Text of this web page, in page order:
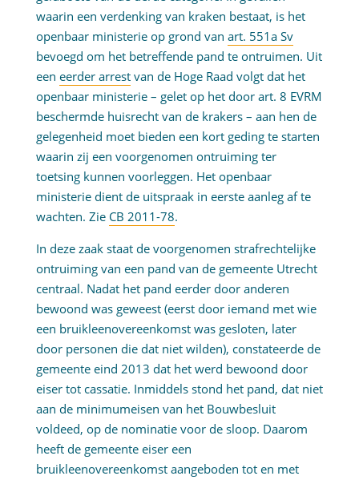
waarin een verdenking van kraken bestaat, is het
openbaar ministerie op grond van art. 551a Sv
bevoegd om het betreffende pand te ontruimen. Uit
een eerder arrestvan de Hoge Raad volgt dat het
openbaar ministerie – gelet op het door art. 8 EVRM
beschermde huisrecht van de krakers – aan hen de
gelegenheid moet bieden een kort geding te starten
waarin zij een voorgenomen ontruiming ter
toetsing kunnen voorleggen. Het openbaar
ministerie dient de uitspraak in eerste aanleg af te
wachten. Zie CB 2011-78.
In deze zaak staat de voorgenomen strafrechtelijke
ontruiming van een pand van de gemeente Utrecht
centraal. Nadat het pand eerder door anderen
bewoond was geweest (eerst door iemand met wie
een bruikleenovereenkomst was gesloten, later
door personen die dat niet wilden), constateerde de
gemeente eind 2013 dat het werd bewoond door
eiser tot cassatie. Inmiddels stond het pand, dat niet
aan de minimumeisen van het Bouwbesluit
voldeed, op de nominatie voor de sloop. Daarom
heeft de gemeente eiser een
bruikleenovereenkomst aangeboden tot en met